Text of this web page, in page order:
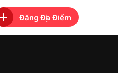
Đăng Địa Điểm